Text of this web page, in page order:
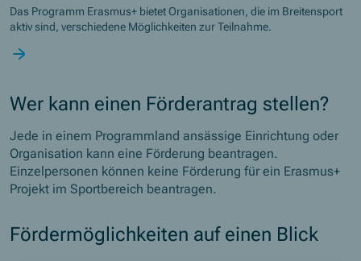
Das Programm Erasmus+ bietet Organisationen, die im Breitensport
aktiv sind, verschiedene Möglichkeiten zur Teilnahme.
Wer kann einen Förderantrag stellen?
Jede in einem Programmland ansässige Einrichtung oder
Organisation kann eine Förderung beantragen.
Einzelpersonen können keine Förderung für ein Erasmus+
Projekt im Sportbereich beantragen.
Fördermöglichkeiten auf einen Blick